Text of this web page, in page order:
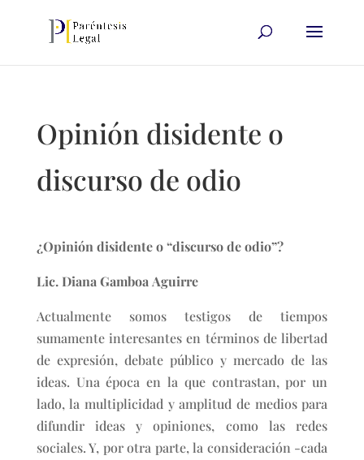
Opinión disidente o
discurso de odio
¿Opinión disidente o “discurso de odio”?
Lic. Diana Gamboa Aguirre
Actualmente somos testigos de tiempos
sumamente interesantes en términos de libertad
de expresión, debate público y mercado de las
ideas. Una época en la que contrastan, por un
lado, la multiplicidad y amplitud de medios para
difundir ideas y opiniones, como las redes
sociales. Y, por otra parte, la consideración -cada